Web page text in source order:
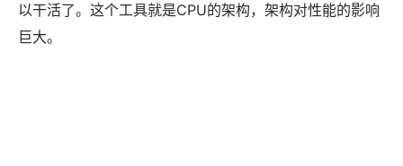
以干活了。这个工具就是CPU的架构，架构对性能的影响
巨大。